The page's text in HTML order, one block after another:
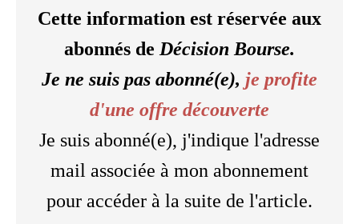
Cette information est réservée aux
abonnés de Décision Bourse.
Je ne suis pas abonné(e), je profite
d'une offre découverte
Je suis abonné(e), j'indique l'adresse
mail associée à mon abonnement
pour accéder à la suite de l'article.